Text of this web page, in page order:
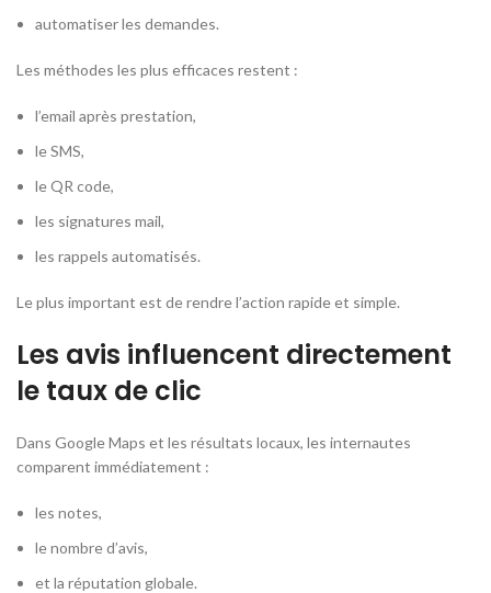
automatiser les demandes.
Les méthodes les plus efficaces restent :
l’email après prestation,
le SMS,
le QR code,
les signatures mail,
les rappels automatisés.
Le plus important est de rendre l’action rapide et simple.
Les avis influencent directement
le taux de clic
Dans Google Maps et les résultats locaux, les internautes
comparent immédiatement :
les notes,
le nombre d’avis,
et la réputation globale.